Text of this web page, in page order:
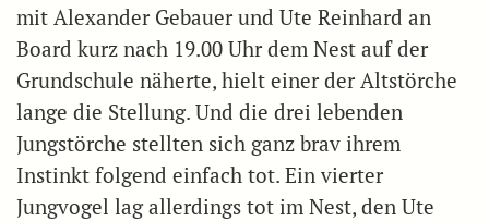
mit Alexander Gebauer und Ute Reinhard an
Board kurz nach 19.00 Uhr dem Nest auf der
Grundschule näherte, hielt einer der Altstörche
lange die Stellung. Und die drei lebenden
Jungstörche stellten sich ganz brav ihrem
Instinkt folgend einfach tot. Ein vierter
Jungvogel lag allerdings tot im Nest, den Ute